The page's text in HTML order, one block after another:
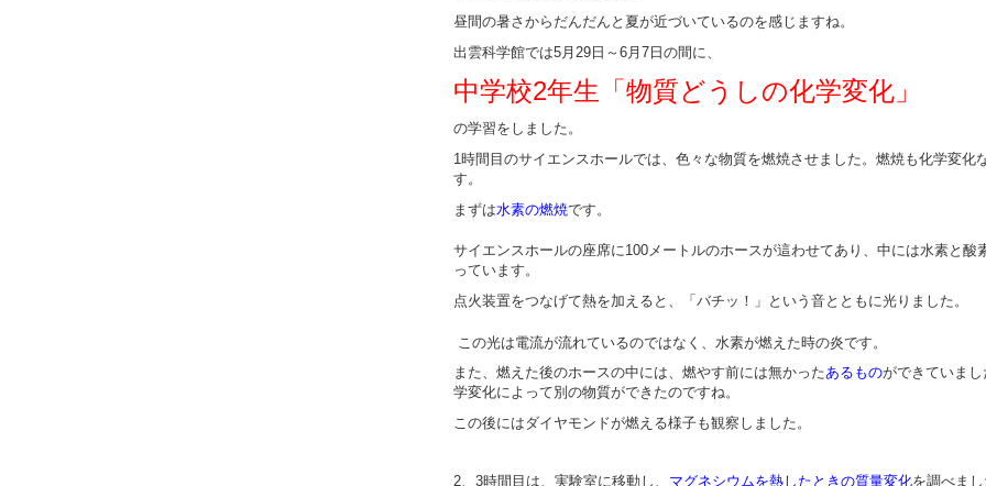
昼間の暑さからだんだんと夏が近づいているのを感じますね。
出雲科学館では5月29日～6月7日の間に、
中学校2年生「物質どうしの化学変化」
の学習をしました。
1時間目のサイエンスホールでは、色々な物質を燃焼させました。燃焼も化学変化
す。
まずは水素の燃焼です。
サイエンスホールの座席に100メートルのホースが這わせてあり、中には水素と酸
っています。
点火装置をつなげて熱を加えると、「バチッ！」という音とともに光りました。
この光は電流が流れているのではなく、水素が燃えた時の炎です。
また、燃えた後のホースの中には、燃やす前には無かったあるものができていまし
学変化によって別の物質ができたのですね。
この後にはダイヤモンドが燃える様子も観察しました。
2、3時間目は、実験室に移動し、 マグネシウムを熱したときの質量変化を調べまし